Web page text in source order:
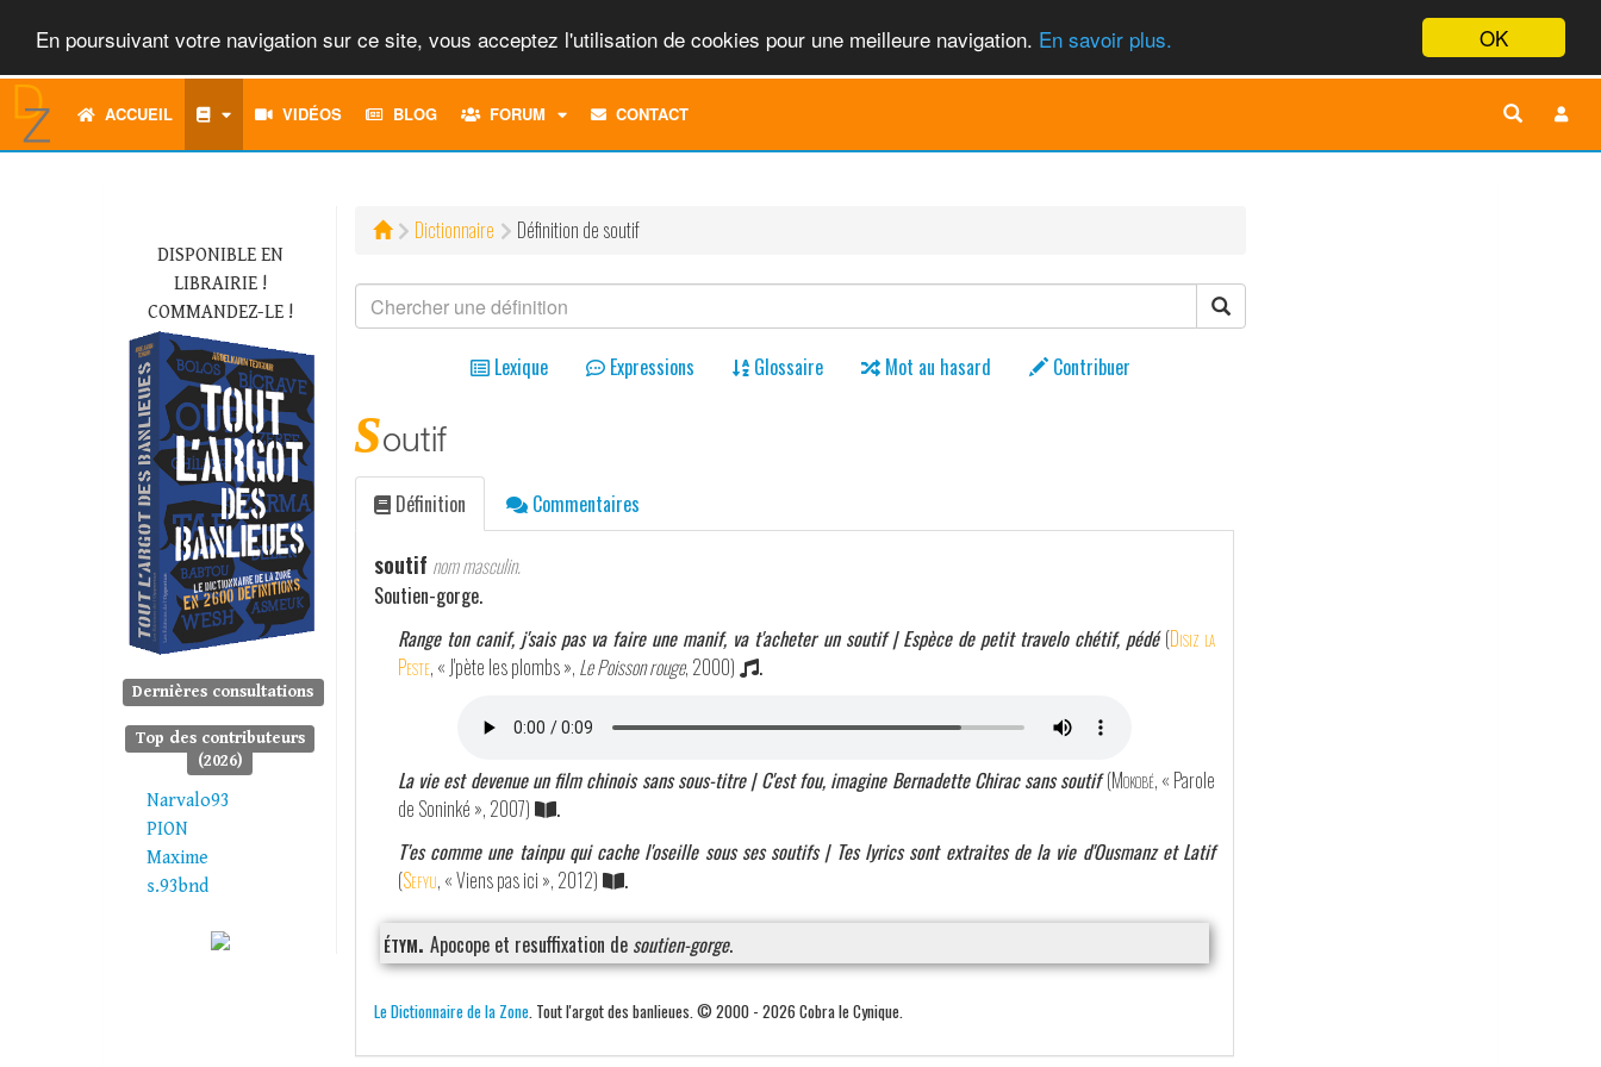
OK
En poursuivant votre navigation sur ce site, vous acceptez l'utilisation de cookies pour une meilleure navigation. En savoir plus.
ACCUEIL VIDÉOS BLOG FORUM
TOGGLECONTACT
DISPONIBLE EN
LIBRAIRIE !
COMMANDEZ-LE !
Dernières consultations
Top des contributeurs
(2026)
Narvalo93
PION
Maxime
s.93bnd
Dictionnaire Définition de soutif
Lexique Expressions Glossaire Mot au hasard Contribuer
soutif
Définition Commentaires
soutif nom masculin.
Soutien-gorge.
Range ton canif, j'sais pas va faire une manif, va t'acheter un soutif | Espèce de petit travelo chétif, pédé (Disiz la
Peste, « J'pète les plombs », Le Poisson rouge, 2000) .
La vie est devenue un film chinois sans sous-titre | C'est fou, imagine Bernadette Chirac sans soutif (Mokobé, « Parole
de Soninké », 2007)
.
T'es comme une tainpu qui cache l'oseille sous ses soutifs | Tes lyrics sont extraites de la vie d'Ousmanz et Latif
(Sefyu, « Viens pas ici », 2012) .
étym. Apocope et resuffixation de soutien-gorge.
Le Dictionnaire de la Zone. Tout l'argot des banlieues. © 2000 - 2026 Cobra le Cynique.